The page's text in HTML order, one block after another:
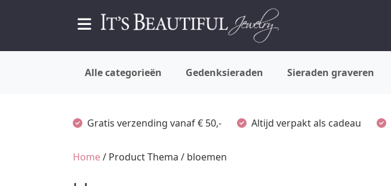
Alle categorieën Gedenksieraden Sieraden graveren
Gratis verzending vanaf € 50,- Altijd verpakt als cadeau
Home/ Product Thema / bloemen